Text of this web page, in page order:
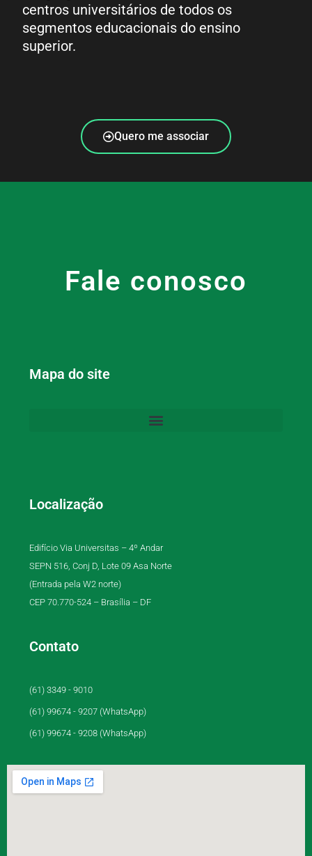
centros universitários de todos os
segmentos educacionais do ensino
superior.
Quero me associar
Fale conosco
Mapa do site
Localização
Edifício Via Universitas – 4º Andar
SEPN 516, Conj D, Lote 09 Asa Norte
(Entrada pela W2 norte)
CEP 70.770-524 – Brasília – DF
Contato
(61) 3349 - 9010
(61) 99674 - 9207 (WhatsApp)
(61) 99674 - 9208 (WhatsApp)